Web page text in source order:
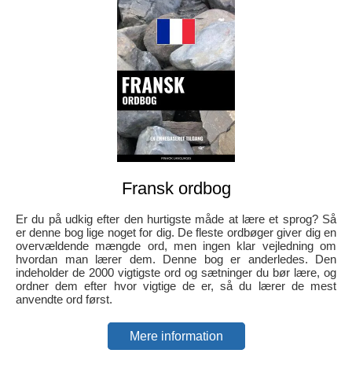
Fransk ordbog
Er du på udkig efter den hurtigste måde at lære et sprog? Så
er denne bog lige noget for dig. De fleste ordbøger giver dig en
overvældende mængde ord, men ingen klar vejledning om
hvordan man lærer dem. Denne bog er anderledes. Den
indeholder de 2000 vigtigste ord og sætninger du bør lære, og
ordner dem efter hvor vigtige de er, så du lærer de mest
anvendte ord først.
Mere information